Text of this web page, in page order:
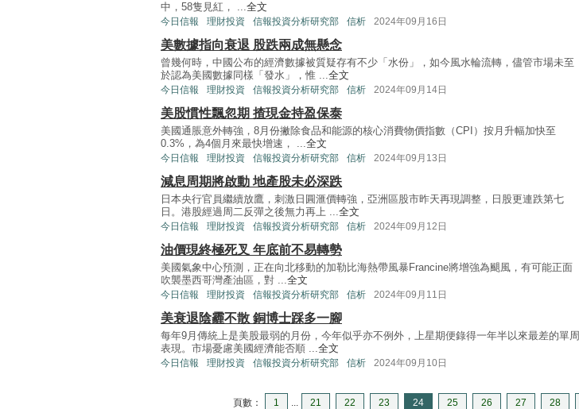
中，58隻見紅， ...全文
今日信報 理財投資 信報投資分析研究部 信析 2024年09月16日
美數據指向衰退 股跌兩成無懸念
曾幾何時，中國公布的經濟數據被質疑存有不少「水份」，如今風水輪流轉，儘管市場未至
於認為美國數據同樣「發水」，惟 ...全文
今日信報 理財投資 信報投資分析研究部 信析 2024年09月14日
美股慣性飄忽期 揸現金持盈保泰
美國通脹意外轉強，8月份撇除食品和能源的核心消費物價指數（CPI）按月升幅加快至
0.3%，為4個月來最快增速， ...全文
今日信報 理財投資 信報投資分析研究部 信析 2024年09月13日
減息周期將啟動 地產股未必深跌
日本央行官員繼續放鷹，刺激日圓滙價轉強，亞洲區股市昨天再現調整，日股更連跌第七
日。港股經過周二反彈之後無力再上 ...全文
今日信報 理財投資 信報投資分析研究部 信析 2024年09月12日
油價現終極死叉 年底前不易轉勢
美國氣象中心預測，正在向北移動的加勒比海熱帶風暴Francine將增強為颶風，有可能正面
吹襲墨西哥灣產油區，對 ...全文
今日信報 理財投資 信報投資分析研究部 信析 2024年09月11日
美衰退陰霾不散 銅博士踩多一腳
每年9月傳統上是美股最弱的月份，今年似乎亦不例外，上星期便錄得一年半以來最差的單周
表現。市場憂慮美國經濟能否順 ...全文
今日信報 理財投資 信報投資分析研究部 信析 2024年09月10日
頁數： 1 ... 21 22 23 24 25 26 27 28